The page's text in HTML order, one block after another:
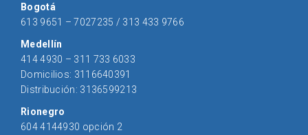
Bogotá
613 9651 – 7027235 / 313 433 9766
Medellín
414 4930 – 311 733 6033
Domicilios: 3116640391
Distribución: 3136599213
Rionegro
604 4144930 opción 2